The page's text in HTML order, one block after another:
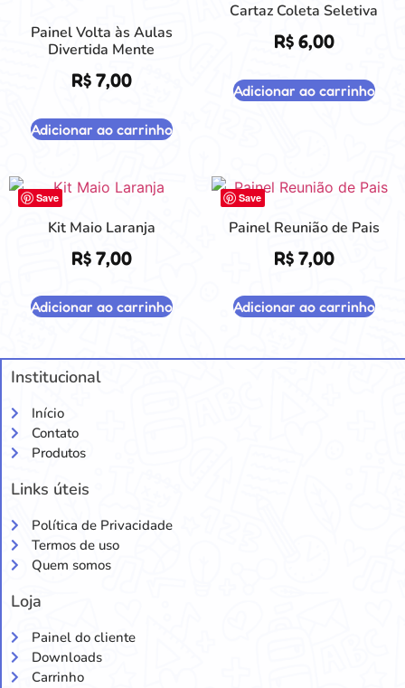
Painel Volta às Aulas
Divertida Mente
R$7,00
Adicionar ao carrinho
Cartaz Coleta Seletiva
R$6,00
Adicionar ao carrinho
Save
Kit Maio Laranja
R$7,00
Adicionar ao carrinho
Save
Painel Reunião de Pais
R$7,00
Adicionar ao carrinho
Institucional
Início
Contato
Produtos
Links úteis
Política de Privacidade
Termos de uso
Quem somos
Loja
Painel do cliente
Downloads
Carrinho